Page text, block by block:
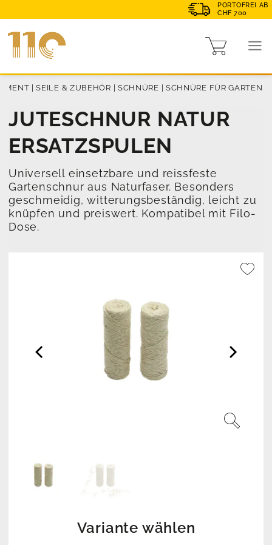
PORTOFREI AB
CHF 700
|SEILE & ZUBEHÖR | SCHNÜRE | SCHNÜRE FÜR GARTEN
JUTESCHNUR NATUR
ERSATZSPULEN
Universell einsetzbare und reissfeste
Gartenschnur aus Naturfaser. Besonders
geschmeidig, witterungsbeständig, leicht zu
knüpfen und preiswert. Kompatibel mit Filo-
Dose.
Variante wählen